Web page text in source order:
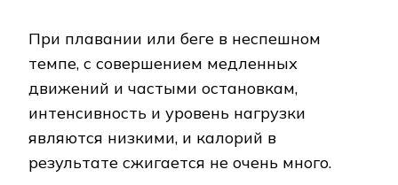
При плавании или беге в неспешном
темпе, с совершением медленных
движений и частыми остановкам,
интенсивность и уровень нагрузки
являются низкими, и калорий в
результате сжигается не очень много.